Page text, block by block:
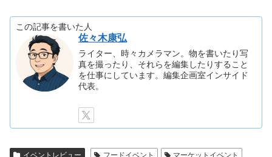
この記事を書いた人
佐々木康弘
ライター、時々カメラマン。物を書いたり写
真を撮ったり、それらを編集したりすること
を仕事にしています。編集企画室インサイド
代表。
イベントレビュー フードイベント マーケットイベント